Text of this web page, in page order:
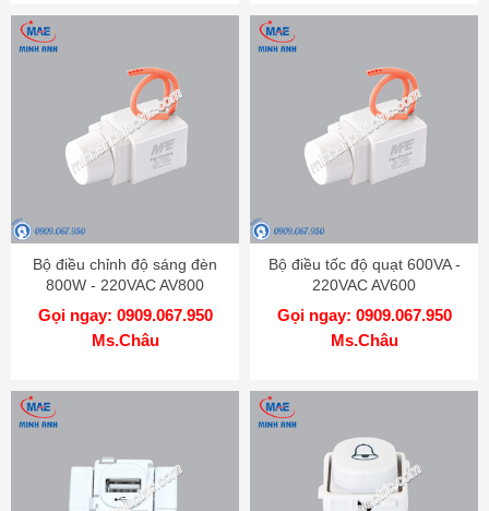
Bộ điều chỉnh độ sáng đèn
800W - 220VAC AV800
Gọi ngay: 0909.067.950
Ms.Châu
Bộ điều tốc độ quạt 600VA -
220VAC AV600
Gọi ngay: 0909.067.950
Ms.Châu